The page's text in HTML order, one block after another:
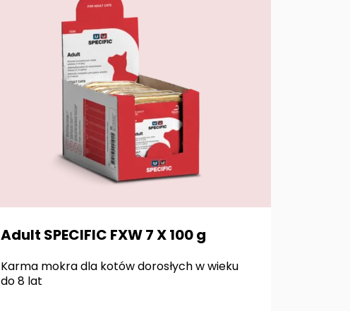
Adult SPECIFIC FXW 7 X 100 g
Karma mokra dla kotów dorosłych w wieku
do 8 lat